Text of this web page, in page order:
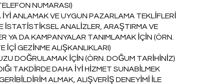
NUMARASI)
ANLAMAK VE UYGUN PAZARLAMA TEKLİFLERİ
İSTATİSTİKSEL ANALİZLER, ARAŞTIRMA VE
YA DA KAMPANYALAR TANIMLAMAK İÇİN (ÖRN.
İÇİ GEZİNME ALIŞKANLIKLARI)
DOĞRULAMAK İÇİN (ÖRN. DOĞUM TARİHİNİZ)
TAKDİRDE DAHA İYİ HİZMET SUNABİLMEK
ALMAK, ALIŞVERİŞ DENEYİMİ İLE